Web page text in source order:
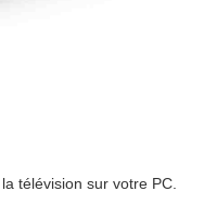
télévision sur votre PC.